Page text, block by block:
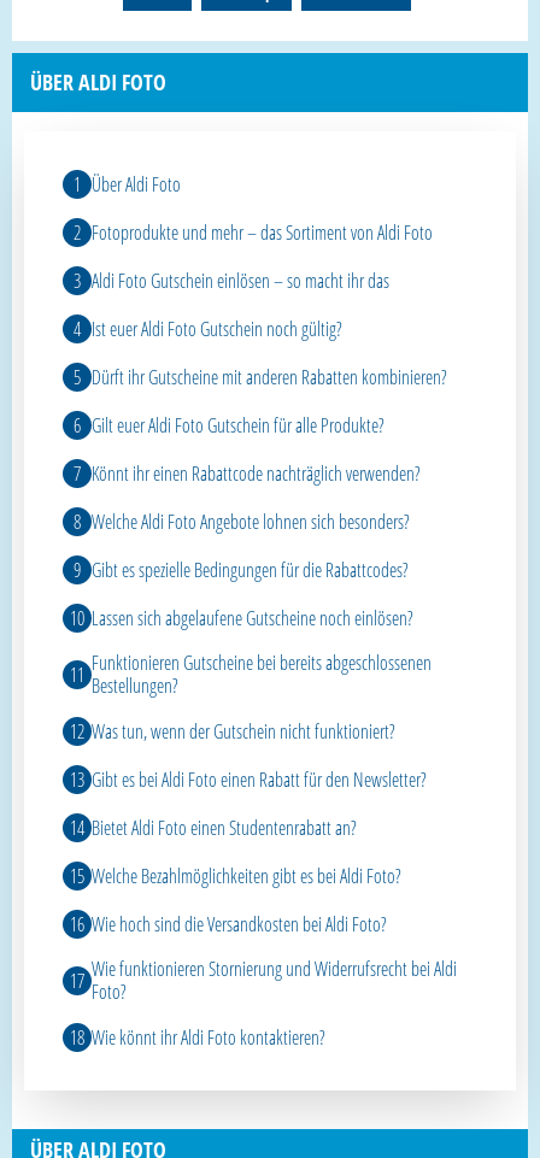
ÜBER ALDI FOTO
Über Aldi Foto
Fotoprodukte und mehr – das Sortiment von Aldi Foto
Aldi Foto Gutschein einlösen – so macht ihr das
Ist euer Aldi Foto Gutschein noch gültig?
Dürft ihr Gutscheine mit anderen Rabatten kombinieren?
Gilt euer Aldi Foto Gutschein für alle Produkte?
Könnt ihr einen Rabattcode nachträglich verwenden?
Welche Aldi Foto Angebote lohnen sich besonders?
Gibt es spezielle Bedingungen für die Rabattcodes?
Lassen sich abgelaufene Gutscheine noch einlösen?
Funktionieren Gutscheine bei bereits abgeschlossenen
Bestellungen?
Was tun, wenn der Gutschein nicht funktioniert?
Gibt es bei Aldi Foto einen Rabatt für den Newsletter?
Bietet Aldi Foto einen Studentenrabatt an?
Welche Bezahlmöglichkeiten gibt es bei Aldi Foto?
Wie hoch sind die Versandkosten bei Aldi Foto?
Wie funktionieren Stornierung und Widerrufsrecht bei Aldi
Foto?
Wie könnt ihr Aldi Foto kontaktieren?
ÜBER ALDI FOTO